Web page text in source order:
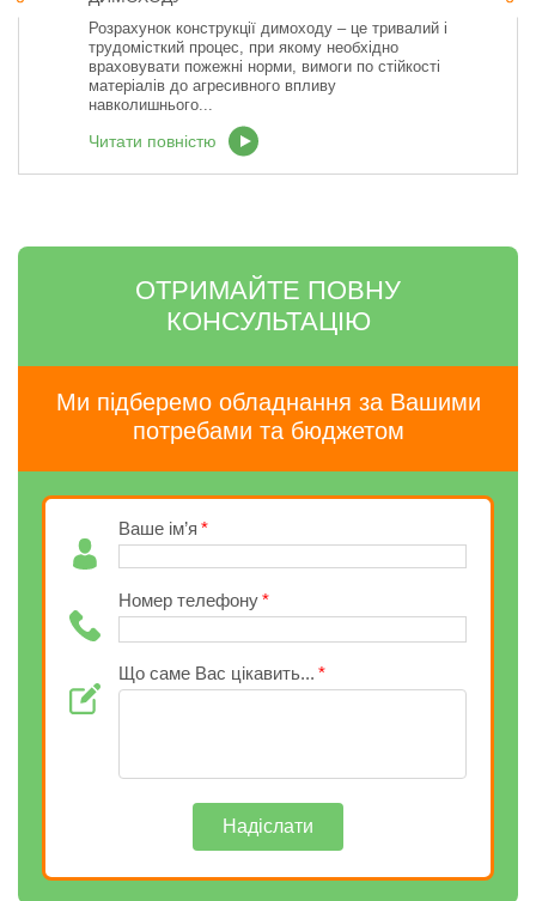
Розрахунок конструкції димоходу – це тривалий і
трудомісткий процес, при якому необхідно
враховувати пожежні норми, вимоги по стійкості
матеріалів до агресивного впливу
навколишнього...
Читати повністю
ОТРИМАЙТЕ ПОВНУ
КОНСУЛЬТАЦІЮ
Ми підберемо обладнання за Вашими
потребами та бюджетом
Ваше ім’я
Номер телефону
Що саме Вас цікавить...
Надіслати